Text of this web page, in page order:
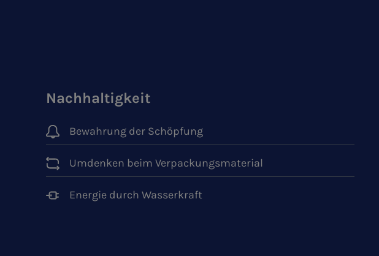
Nachhaltigkeit
Bewahrung der Schöpfung
Umdenken beim Verpackungsmaterial
Energie durch Wasserkraft